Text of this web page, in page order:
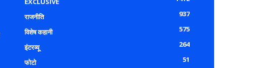
राजनीति
937
विशेष कहानी
575
इंटरव्यू
264
फोटो
51